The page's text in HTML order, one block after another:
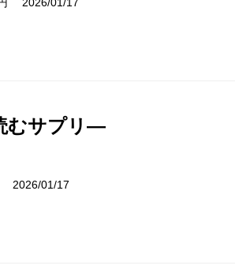
むサプリ―
2026/01/17